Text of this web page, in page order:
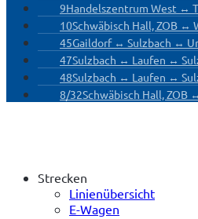
9Handelszentrum West ↔
10Schwäbisch Hall, ZOB
45Gaildorf ↔ Sulzbach ↔
47Sulzbach ↔ Laufen ↔
48Sulzbach ↔ Laufen ↔
8/32Schwäbisch Hall, ZOB
Strecken
Linienübersicht
E-Wagen